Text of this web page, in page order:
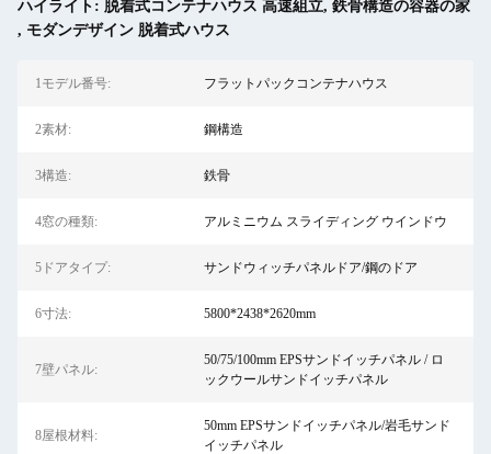
ハイライト: 脱着式コンテナハウス 高速組立, 鉄骨構造の容器の家
, モダンデザイン 脱着式ハウス
1モデル番号: フラットパックコンテナハウス
2素材: 鋼構造
3構造: 鉄骨
4窓の種類: アルミニウム スライディング ウインドウ
5ドアタイプ: サンドウィッチパネルドア/鋼のドア
6寸法: 5800*2438*2620mm
7壁パネル:
50/75/100mm EPSサンドイッチパネル / ロ
ックウールサンドイッチパネル
8屋根材料:
50mm EPSサンドイッチパネル/岩毛サンド
イッチパネル